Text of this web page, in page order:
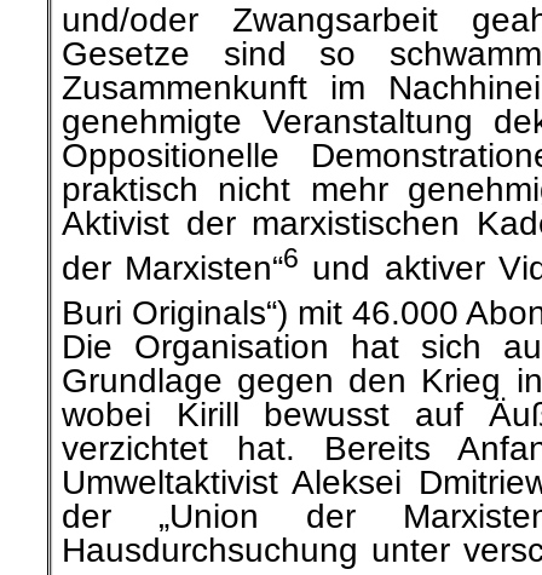
und/oder Zwangsarbeit
Gesetze sind so
Zusammenkunft im
genehmigte Veranstaltung
Oppositionelle
praktisch nicht mehr
Aktivist der marxistischen
der Marxisten“6 und aktiver
Buri Originals“) mit 46.000
Die Organisation hat sich
Grundlage gegen den Krieg
wobei Kirill bewusst auf
verzichtet hat. Bereits
Umweltaktivist Aleksei
der „Union der
Hausdurchsuchung unter